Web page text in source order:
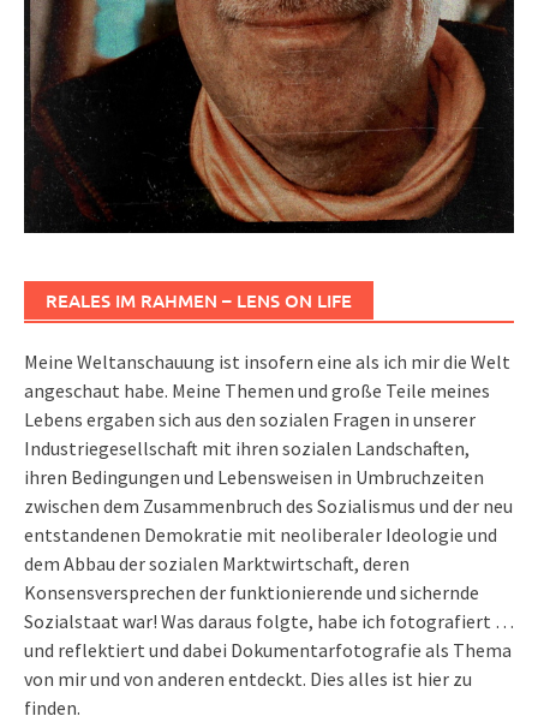
REALES IM RAHMEN – LENS ON LIFE
Meine Weltanschauung ist insofern eine als ich mir die Welt
angeschaut habe. Meine Themen und große Teile meines
Lebens ergaben sich aus den sozialen Fragen in unserer
Industriegesellschaft mit ihren sozialen Landschaften,
ihren Bedingungen und Lebensweisen in Umbruchzeiten
zwischen dem Zusammenbruch des Sozialismus und der neu
entstandenen Demokratie mit neoliberaler Ideologie und
dem Abbau der sozialen Marktwirtschaft, deren
Konsensversprechen der funktionierende und sichernde
Sozialstaat war! Was daraus folgte, habe ich fotografiert …
und reflektiert und dabei Dokumentarfotografie als Thema
von mir und von anderen entdeckt. Dies alles ist hier zu
finden.